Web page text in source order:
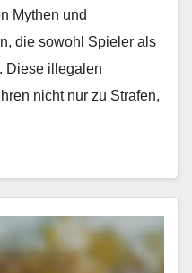
Mythen und
die sowohl Spieler als
Diese illegalen
nicht nur zu Strafen,